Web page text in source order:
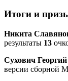
Итоги и
Никита
результаты 13
Сухович Георгий
версии сборной